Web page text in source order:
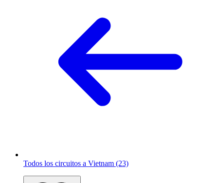
Todos los circuitos a Vietnam (23)